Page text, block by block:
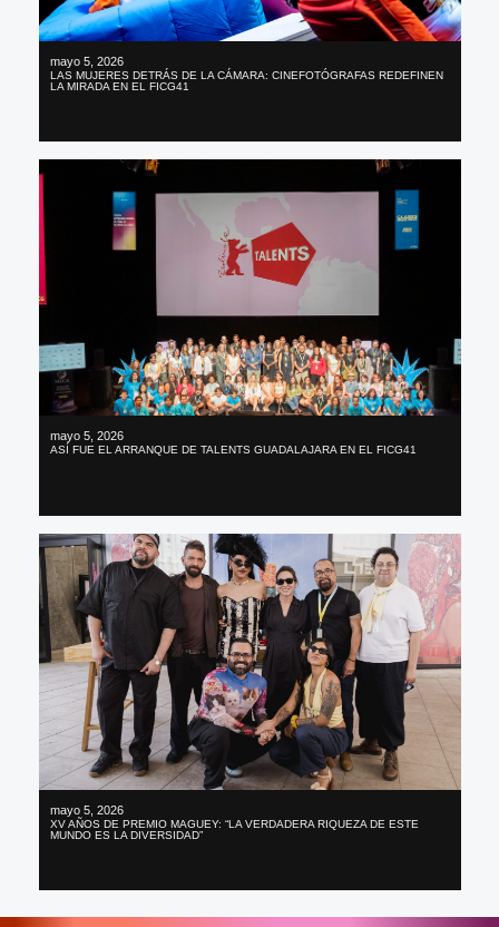
mayo 5, 2026
LAS MUJERES DETRÁS DE LA CÁMARA: CINEFOTÓGRAFAS REDEFINEN
LA MIRADA EN EL FICG41
mayo 5, 2026
ASÍ FUE EL ARRANQUE DE TALENTS GUADALAJARA EN EL FICG41
mayo 5, 2026
XV AÑOS DE PREMIO MAGUEY: “LA VERDADERA RIQUEZA DE ESTE
MUNDO ES LA DIVERSIDAD”